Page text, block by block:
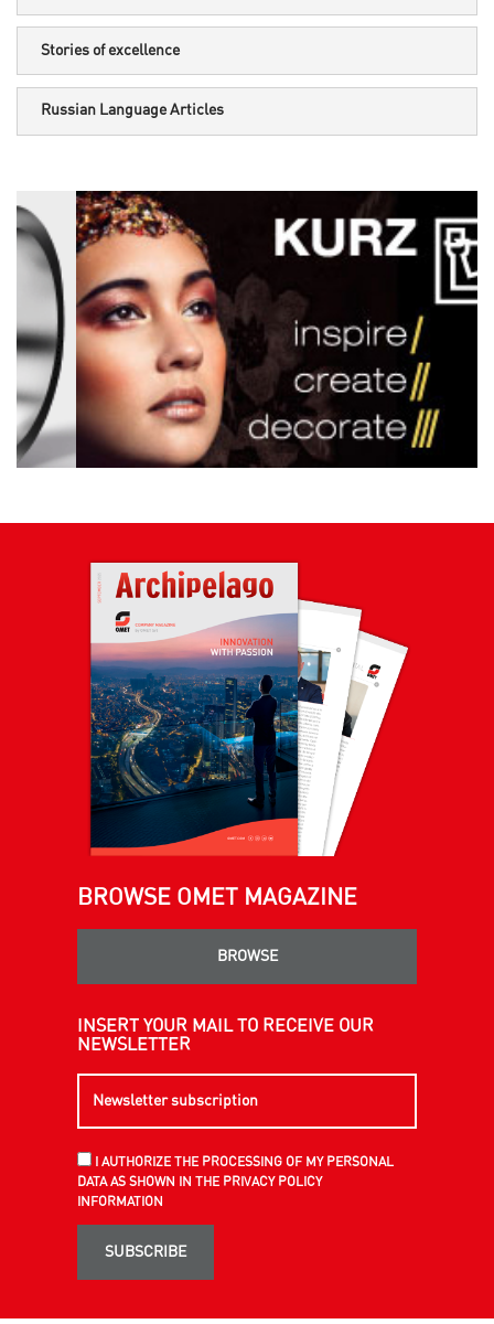
Stories of excellence
Russian Language Articles
BROWSE OMET MAGAZINE
BROWSE
INSERT YOUR MAIL TO RECEIVE OUR
NEWSLETTER
I AUTHORIZE THE PROCESSING OF MY PERSONAL
DATA AS SHOWN IN THE PRIVACY POLICY
INFORMATION
SUBSCRIBE